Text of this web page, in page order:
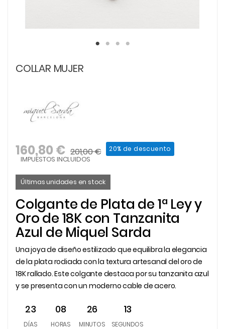
COLLAR MUJER
160,80 € 201,00 € 20% de descuento
IMPUESTOS INCLUIDOS
Últimas unidades en stock
Colgante de Plata de 1ª Ley y
Oro de 18K con Tanzanita
Azul de Miquel Sarda
Una joya de diseño estilizado que equilibra la elegancia
de la plata rodiada con la textura artesanal del oro de
18K rallado. Este colgante destaca por su tanzanita azul
y se presenta con un moderno cable de acero.
23
DÍAS
08
HORAS
26
MINUTOS
13
SEGUNDOS